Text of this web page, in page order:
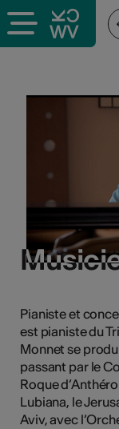
pros
Pianiste et
est pianiste du
Monnet se
passant par le
Roque
Lubiana, le
Aviv, avec